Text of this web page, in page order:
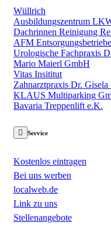
Wüllrich
Ausbildungszentrum
Dachrinnen Reinigung
AFM
Urologische Fachpraxis
Mario Maierl GmbH
Vitas Insititut
Zahnarztpraxis Dr.
KLAUS Multiparking
Bavaria Treppenlift e.K.
Service
Kostenlos eintragen
Bei uns werben
localweb.de
Link zu uns
Stellenangebote